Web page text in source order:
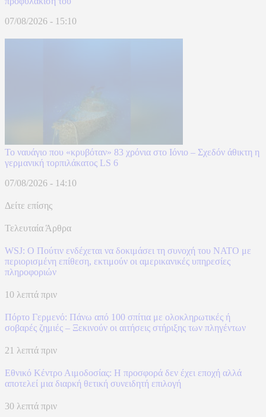
07/08/2026 - 15:10
Το ναυάγιο που «κρυβόταν» 83 χρόνια στο Ιόνιο – Σχεδόν άθικτη η
γερμανική τορπιλάκατος LS 6
07/08/2026 - 14:10
Δείτε επίσης
Τελευταία Άρθρα
WSJ: Ο Πούτιν ενδέχεται να δοκιμάσει τη συνοχή του ΝΑΤΟ με
περιορισμένη επίθεση, εκτιμούν οι αμερικανικές υπηρεσίες
πληροφοριών
10 λεπτά πριν
Πόρτο Γερμενό: Πάνω από 100 σπίτια με ολοκληρωτικές ή
σοβαρές ζημιές – Ξεκινούν οι αιτήσεις στήριξης των πληγέντων
21 λεπτά πριν
Εθνικό Κέντρο Αιμοδοσίας: H προσφορά δεν έχει εποχή αλλά
αποτελεί μια διαρκή θετική συνειδητή επιλογή
30 λεπτά πριν